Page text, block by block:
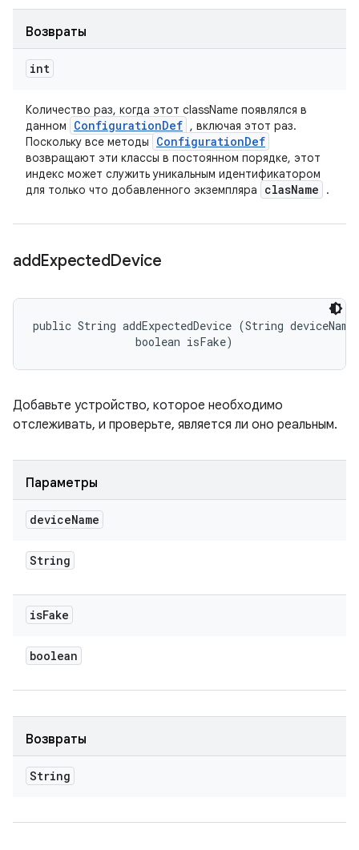
Возвраты
int
Количество раз, когда этот className появлялся в
данном
ConfigurationDef , включая этот раз.
Поскольку все методы
ConfigurationDef
возвращают эти классы в постоянном порядке, этот
индекс может служить уникальным идентификатором
для только что добавленного экземпляра
clasName .
addExpectedDevice
public String addExpectedDevice (String
                boolean isFake)
Добавьте устройство, которое необходимо
отслеживать, и проверьте, является ли оно реальным.
Параметры
deviceName
String
isFake
boolean
Возвраты
String